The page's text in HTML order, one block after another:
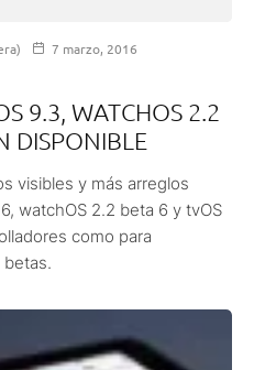
7 marzo, 2016
9.3, WATCHOS 2.2
DISPONIBLE
visibles y más arreglos
watchOS 2.2 beta 6 y tvOS
como para